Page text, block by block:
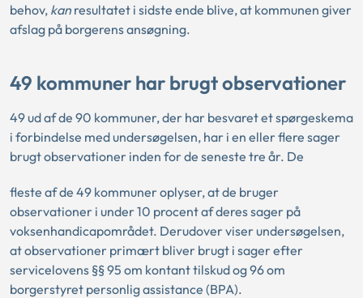
behov, kan resultatet i sidste ende blive, at kommunen giver
afslag på borgerens ansøgning.
49 kommuner har brugt observationer
49 ud af de 90 kommuner, der har besvaret et spørgeskema
i forbindelse med undersøgelsen, har i en eller flere sager
brugt observationer inden for de seneste tre år. De
fleste af de 49 kommuner oplyser, at de bruger
observationer i under 10 procent af deres sager på
voksenhandicapområdet. Derudover viser undersøgelsen,
at observationer primært bliver brugt i sager efter
servicelovens §§ 95 om kontant tilskud og 96 om
borgerstyret personlig assistance (BPA).